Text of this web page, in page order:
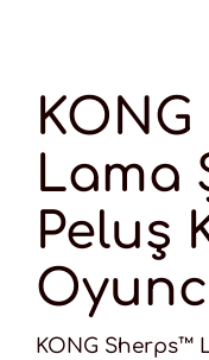
Lama
Peluş
KONG Sherps™